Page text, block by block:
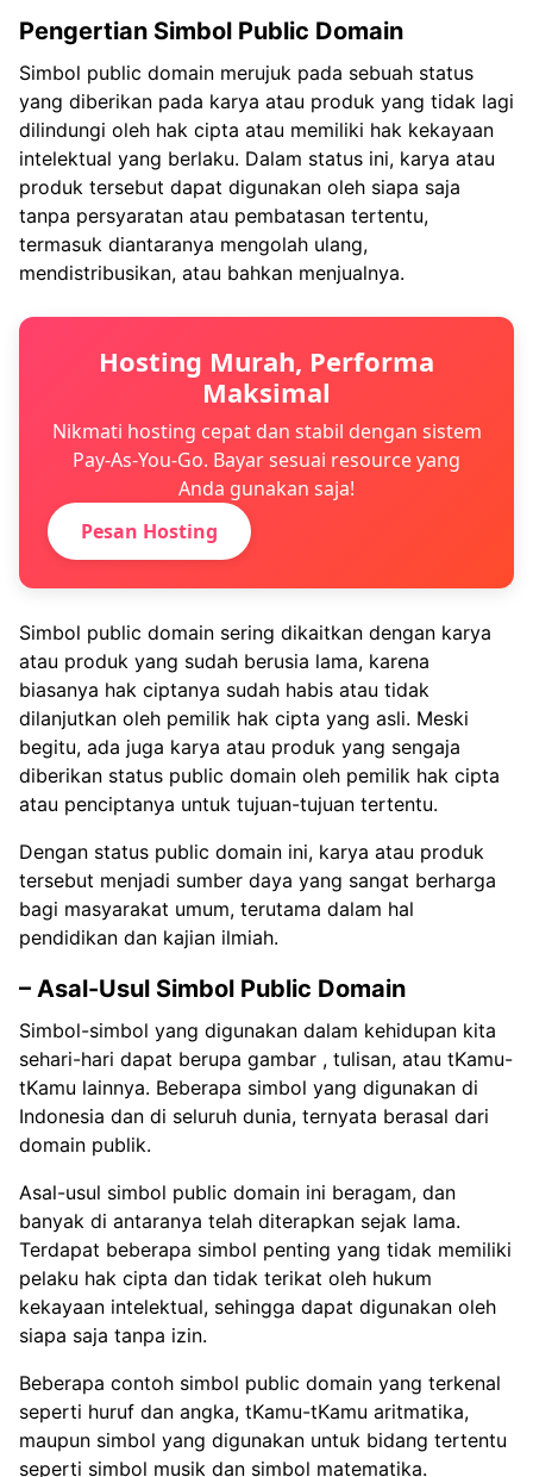
Pengertian Simbol Public Domain
Simbol public domain merujuk pada sebuah status
yang diberikan pada karya atau produk yang tidak lagi
dilindungi oleh hak cipta atau memiliki hak kekayaan
intelektual yang berlaku. Dalam status ini, karya atau
produk tersebut dapat digunakan oleh siapa saja
tanpa persyaratan atau pembatasan tertentu,
termasuk diantaranya mengolah ulang,
mendistribusikan, atau bahkan menjualnya.
Hosting Murah, Performa
Maksimal
Nikmati hosting cepat dan stabil dengan sistem
Pay-As-You-Go. Bayar sesuai resource yang
Anda gunakan saja!
Pesan Hosting
Simbol public domain sering dikaitkan dengan karya
atau produk yang sudah berusia lama, karena
biasanya hak ciptanya sudah habis atau tidak
dilanjutkan oleh pemilik hak cipta yang asli. Meski
begitu, ada juga karya atau produk yang sengaja
diberikan status public domain oleh pemilik hak cipta
atau penciptanya untuk tujuan-tujuan tertentu.
Dengan status public domain ini, karya atau produk
tersebut menjadi sumber daya yang sangat berharga
bagi masyarakat umum, terutama dalam hal
pendidikan dan kajian ilmiah.
– Asal-Usul Simbol Public Domain
Simbol-simbol yang digunakan dalam kehidupan kita
sehari-hari dapat berupa gambar , tulisan, atau tKamu-
tKamu lainnya. Beberapa simbol yang digunakan di
Indonesia dan di seluruh dunia, ternyata berasal dari
domain publik.
Asal-usul simbol public domain ini beragam, dan
banyak di antaranya telah diterapkan sejak lama.
Terdapat beberapa simbol penting yang tidak memiliki
pelaku hak cipta dan tidak terikat oleh hukum
kekayaan intelektual, sehingga dapat digunakan oleh
siapa saja tanpa izin.
Beberapa contoh simbol public domain yang terkenal
seperti huruf dan angka, tKamu-tKamu aritmatika,
maupun simbol yang digunakan untuk bidang tertentu
seperti simbol musik dan simbol matematika.